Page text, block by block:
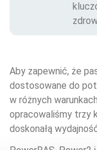
Aby zapewnić, że
dostosowane do
w różnych
opracowaliśmy trzy
doskonałą